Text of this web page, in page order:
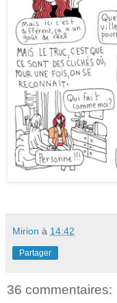
Mirion à 14:42
Partager
36 commentaires: